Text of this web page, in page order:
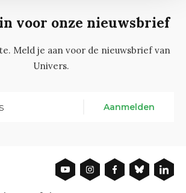
voor onze nieuwsbrief
Meld je aan voor de nieuwsbrief van
Univers.
Aanmelden